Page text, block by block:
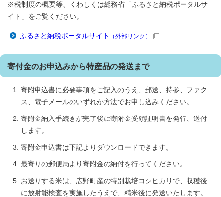
※税制度の概要等、くわしくは総務省「ふるさと納税ポータルサ
イト」をご覧ください。
ふるさと納税ポータルサイト （外部リンク）
寄付金のお申込みから特産品の発送まで
寄附申込書に必要事項をご記入のうえ、郵送、持参、ファク
ス、電子メールのいずれか方法でお申し込みください。
寄附金納入手続きが完了後に寄附金受領証明書を発行、送付
します。
寄附金申込書は下記よりダウンロードできます。
最寄りの郵便局より寄附金の納付を行ってください。
お送りする米は、広野町産の特別栽培コシヒカリで、収穫後
に放射能検査を実施したうえで、精米後に発送いたします。